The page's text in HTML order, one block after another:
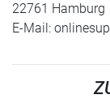
22761 Hamburg
E-Mail: